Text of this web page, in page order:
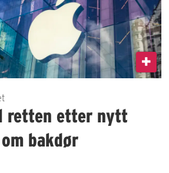
retten etter nytt
bakdør